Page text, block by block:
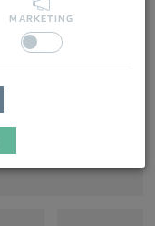
MARKETING